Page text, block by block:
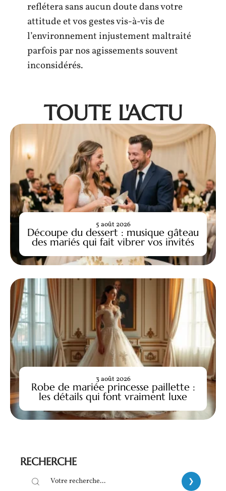
reflétera sans aucun doute dans votre
attitude et vos gestes vis-à-vis de
l’environnement injustement maltraité
parfois par nos agissements souvent
inconsidérés.
TOUTE L'ACTU
Découpe du dessert : musique gâteau
des mariés qui fait vibrer vos invités
5 août 2026
Robe de mariée princesse paillette :
les détails qui font vraiment luxe
3 août 2026
RECHERCHE